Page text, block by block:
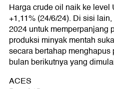
Harga crude oil naik ke level
+1,11% (24/6/24). Di sisi
2024 untuk memperpanjang
produksi minyak mentah
secara bertahap
bulan berikutnya yang
ACES